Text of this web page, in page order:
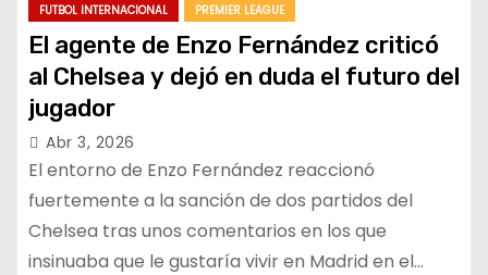
FUTBOL INTERNACIONAL PREMIER LEAGUE
El agente de Enzo Fernández criticó
al Chelsea y dejó en duda el futuro del
jugador
Abr 3, 2026
El entorno de Enzo Fernández reaccionó
fuertemente a la sanción de dos partidos del
Chelsea tras unos comentarios en los que
insinuaba que le gustaría vivir en Madrid en el…